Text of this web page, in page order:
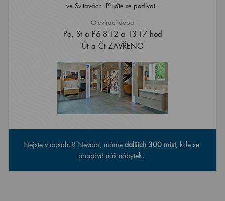
ve Svitavách. Přijďte se podívat..
Otevírací doba
Po, St a Pá 8-12 a 13-17 hod
Út a Čt ZAVŘENO
Nejste v dosahu? Nevadí, máme dalších 300 míst, kde se
prodává náš nábytek.